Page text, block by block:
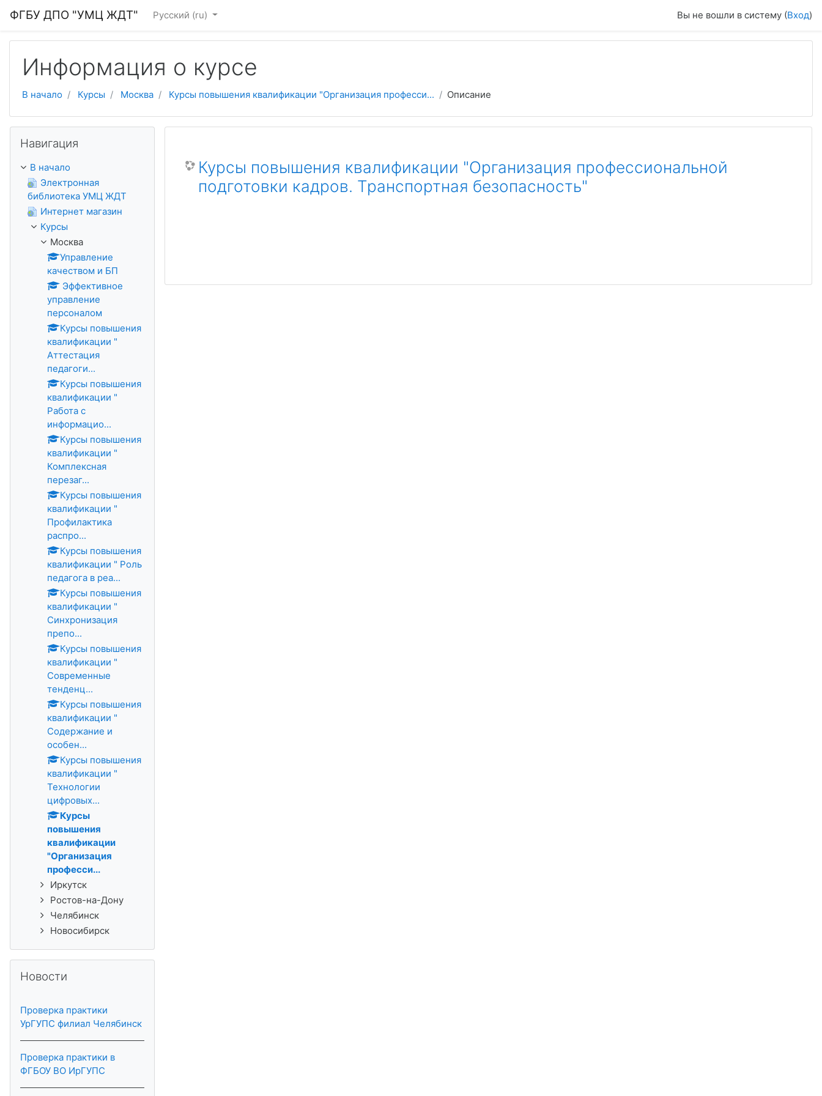
ФГБУ ДПО "УМЦ ЖДТ" Русский ‎(ru)‎ Вы не вошли в систему (Вход)
Информация о курсе
В начало Курсы Москва Курсы повышения квалификации "Организация професси... Описание
Курсы повышения квалификации "Организация профессиональной
подготовки кадров. Транспортная безопасность"
Навигация
В начало
Электронная
библиотека УМЦ ЖДТ
Интернет магазин
Курсы
Москва
Управление
качеством и БП
Эффективное
управление
персоналом
Курсы повышения
квалификации "
Аттестация
педагоги...
Курсы повышения
квалификации "
Работа с
информацио...
Курсы повышения
квалификации "
Комплексная
перезаг...
Курсы повышения
квалификации "
Профилактика
распро...
Курсы повышения
квалификации " Роль
педагога в реа...
Курсы повышения
квалификации "
Синхронизация
препо...
Курсы повышения
квалификации "
Современные
тенденц...
Курсы повышения
квалификации "
Содержание и
особен...
Курсы повышения
квалификации "
Технологии
цифровых...
Курсы
повышения
квалификации
"Организация
професси...
Иркутск
Ростов-на-Дону
Челябинск
Новосибирск
Новости
Проверка практики
УрГУПС филиал Челябинск
Проверка практики в
ФГБОУ ВО ИрГУПС